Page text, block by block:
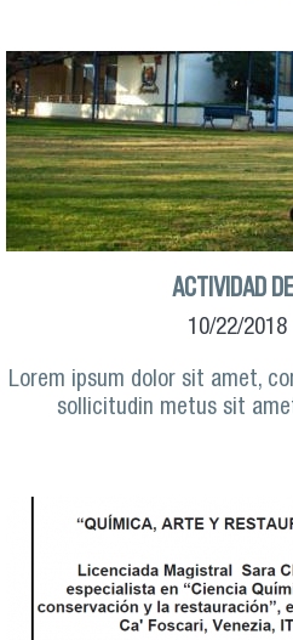
ACTIVIDAD
10/22/
Lorem ipsum dolor sit amet,
sollicitudin metus sit